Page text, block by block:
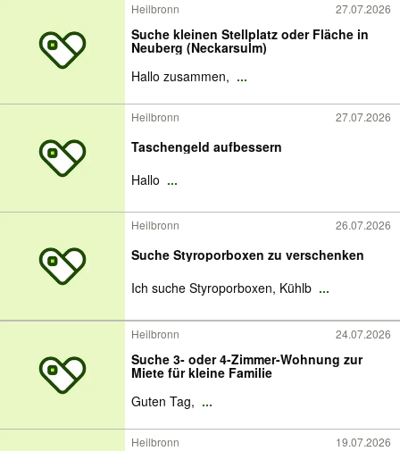
Heilbronn 27.07.2026
Suche kleinen Stellplatz oder Fläche in
Neuberg (Neckarsulm)
Hallo zusammen, ...
Heilbronn 27.07.2026
Taschengeld aufbessern
Hallo ...
Heilbronn 26.07.2026
Suche Styroporboxen zu verschenken
Ich suche Styroporboxen, Kühlb ...
Heilbronn 24.07.2026
Suche 3- oder 4-Zimmer-Wohnung zur
Miete für kleine Familie
Guten Tag, ...
Heilbronn 19.07.2026